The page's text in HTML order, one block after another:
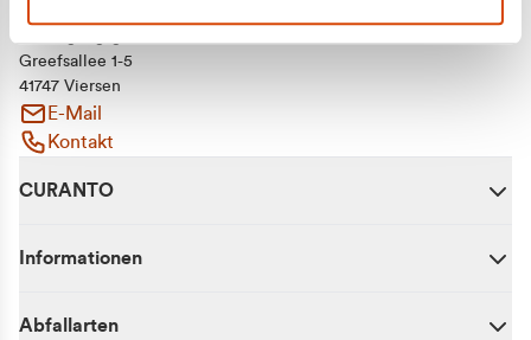
Greefsallee 1-5
41747 Viersen
E-Mail
Kontakt
CURANTO
Informationen
Abfallarten